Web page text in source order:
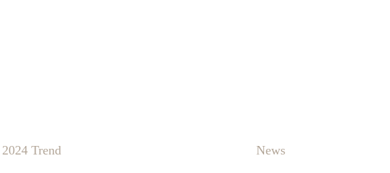
2024 Trend News